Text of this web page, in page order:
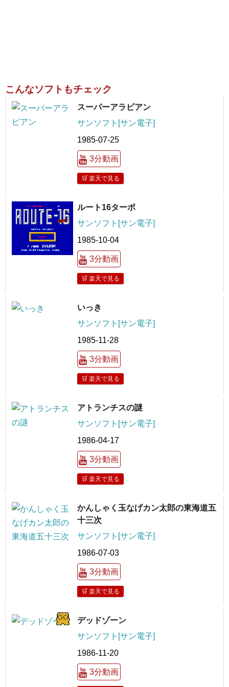
こんなソフトもチェック
スーパーアラビアン
サンソフト[サン電子]
1985-07-25
3分動画
🛒 楽天で見る
ルート16ターボ
サンソフト[サン電子]
1985-10-04
3分動画
🛒 楽天で見る
いっき
サンソフト[サン電子]
1985-11-28
3分動画
🛒 楽天で見る
アトランチスの謎
サンソフト[サン電子]
1986-04-17
3分動画
🛒 楽天で見る
かんしゃく玉なげカン太郎の東海道五
十三次
サンソフト[サン電子]
1986-07-03
3分動画
🛒 楽天で見る
デッドゾーン
サンソフト[サン電子]
1986-11-20
3分動画